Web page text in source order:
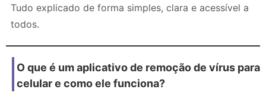
Tudo explicado de forma simples, clara e acessível a
todos.
O que é um aplicativo de remoção de vírus para
celular e como ele funciona?